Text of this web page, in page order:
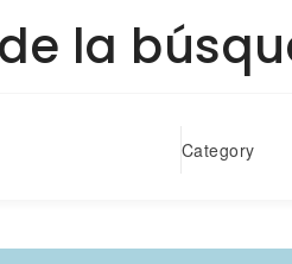
la
Category